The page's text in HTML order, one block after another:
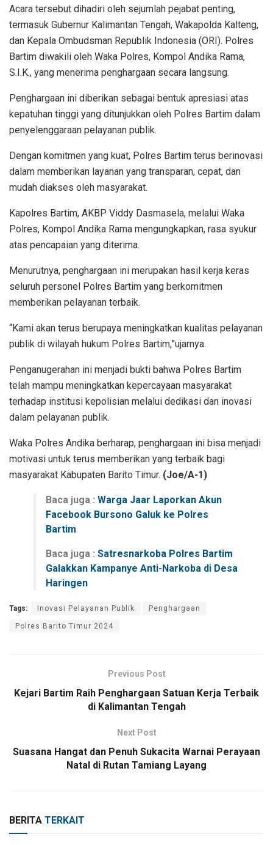
Acara tersebut dihadiri oleh sejumlah pejabat penting,
termasuk Gubernur Kalimantan Tengah, Wakapolda Kalteng,
dan Kepala Ombudsman Republik Indonesia (ORI). Polres
Bartim diwakili oleh Waka Polres, Kompol Andika Rama,
S.I.K., yang menerima penghargaan secara langsung.
Penghargaan ini diberikan sebagai bentuk apresiasi atas
kepatuhan tinggi yang ditunjukkan oleh Polres Bartim dalam
penyelenggaraan pelayanan publik.
Dengan komitmen yang kuat, Polres Bartim terus berinovasi
dalam memberikan layanan yang transparan, cepat, dan
mudah diakses oleh masyarakat.
Kapolres Bartim, AKBP Viddy Dasmasela, melalui Waka
Polres, Kompol Andika Rama mengungkapkan, rasa syukur
atas pencapaian yang diterima.
Menurutnya, penghargaan ini merupakan hasil kerja keras
seluruh personel Polres Bartim yang berkomitmen
memberikan pelayanan terbaik.
“Kami akan terus berupaya meningkatkan kualitas pelayanan
publik di wilayah hukum Polres Bartim,”ujarnya.
Penganugerahan ini menjadi bukti bahwa Polres Bartim
telah mampu meningkatkan kepercayaan masyarakat
terhadap institusi kepolisian melalui dedikasi dan inovasi
dalam pelayanan publik.
Waka Polres Andika berharap, penghargaan ini bisa menjadi
motivasi untuk terus memberikan yang terbaik bagi
masyarakat Kabupaten Barito Timur. (Joe/A-1)
Baca juga : Warga Jaar Laporkan Akun
Facebook Bursono Galuk ke Polres
Bartim
Baca juga : Satresnarkoba Polres Bartim
Galakkan Kampanye Anti-Narkoba di Desa
Haringen
Tags: Inovasi Pelayanan Publik Penghargaan
Polres Barito Timur 2024
Previous Post
Kejari Bartim Raih Penghargaan Satuan Kerja Terbaik
di Kalimantan Tengah
Next Post
Suasana Hangat dan Penuh Sukacita Warnai Perayaan
Natal di Rutan Tamiang Layang
BERITA TERKAIT